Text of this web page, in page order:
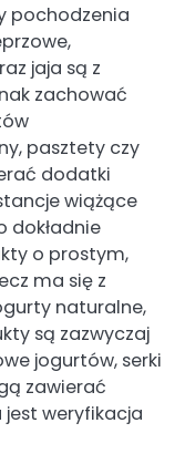
pochodzenia
jaja są z
zachować
pasztety czy
dodatki
wiążące
dokładnie
o prostym,
ma się z
naturalne,
są zazwyczaj
jogurtów, serki
zawierać
weryfikacja